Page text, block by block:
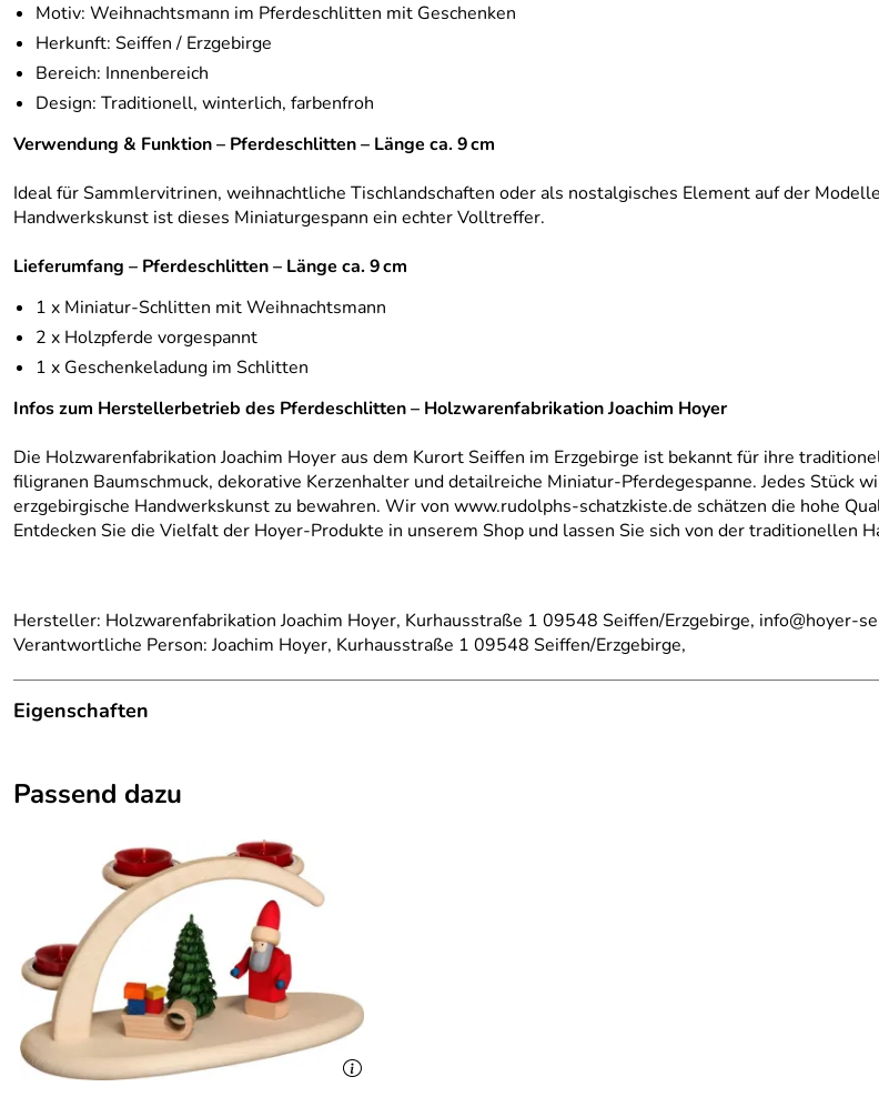
Motiv: Weihnachtsmann im Pferdeschlitten mit Geschenken
Herkunft: Seiffen / Erzgebirge
Bereich: Innenbereich
Design: Traditionell, winterlich, farbenfroh
Verwendung & Funktion – Pferdeschlitten – Länge ca. 9 cm
Ideal für Sammlervitrinen, weihnachtliche Tischlandschaften oder als nostalgisches Element auf der
Handwerkskunst ist dieses Miniaturgespann ein echter Volltreffer.
Lieferumfang – Pferdeschlitten – Länge ca. 9 cm
1 x Miniatur-Schlitten mit Weihnachtsmann
2 x Holzpferde vorgespannt
1 x Geschenkeladung im Schlitten
Infos zum Herstellerbetrieb des Pferdeschlitten – Holzwarenfabrikation Joachim Hoyer
Die Holzwarenfabrikation Joachim Hoyer aus dem Kurort Seiffen im Erzgebirge ist bekannt für ihre
filigranen Baumschmuck, dekorative Kerzenhalter und detailreiche Miniatur-Pferdegespanne. Jedes Stück
erzgebirgische Handwerkskunst zu bewahren. Wir von www.rudolphs-schatzkiste.de schätzen die hohe
Entdecken Sie die Vielfalt der Hoyer-Produkte in unserem Shop und lassen Sie sich von der traditionellen
Hersteller: Holzwarenfabrikation Joachim Hoyer, Kurhausstraße 1 09548 Seiffen/Erzgebirge, info@hoyer-
Verantwortliche Person: Joachim Hoyer, Kurhausstraße 1 09548 Seiffen/Erzgebirge,
Eigenschaften
Herstellungsort:
Herkunft:
Erzgebirge
Hersteller:
Holzwarenfabrikation Joachim Hoyer
Farbe:
Bunt
Material:
Holz
Produktart:
Miniaturgespann
Passend dazu